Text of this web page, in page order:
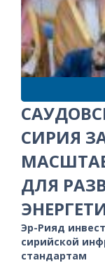
СИРИЯ
ДЛЯ
Эр-Рияд
сирийской
стандартам